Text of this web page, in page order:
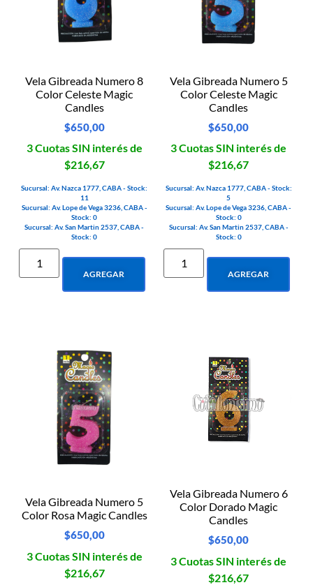
Vela Gibreada Numero 8
Color Celeste Magic
Candles
$650,00
3 Cuotas SIN interés de
$216,67
Sucursal: Av. Nazca 1777, CABA - Stock:
11
Sucursal: Av. Lope de Vega 3236, CABA -
Stock: 0
Sucursal: Av. San Martin 2537, CABA -
Stock: 0
AGREGAR
Vela Gibreada Numero 5
Color Celeste Magic
Candles
$650,00
3 Cuotas SIN interés de
$216,67
Sucursal: Av. Nazca 1777, CABA - Stock:
5
Sucursal: Av. Lope de Vega 3236, CABA -
Stock: 0
Sucursal: Av. San Martin 2537, CABA -
Stock: 0
AGREGAR
Vela Gibreada Numero 5
Color Rosa Magic Candles
$650,00
3 Cuotas SIN interés de
$216,67
Vela Gibreada Numero 6
Color Dorado Magic
Candles
$650,00
3 Cuotas SIN interés de
$216,67